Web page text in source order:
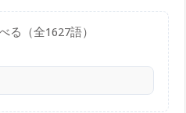
る（全1627語）